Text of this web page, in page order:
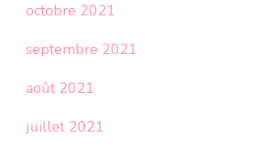
octobre 2021
septembre 2021
août 2021
juillet 2021